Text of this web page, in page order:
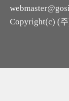
Copyright(c) (